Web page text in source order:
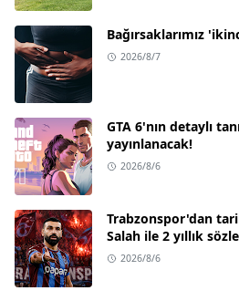
Bağırsaklarımız
2026/8/7
GTA 6'nın detaylı
yayınlanacak!
2026/8/6
Trabzonspor'dan
Salah ile 2 yıllık
2026/8/6